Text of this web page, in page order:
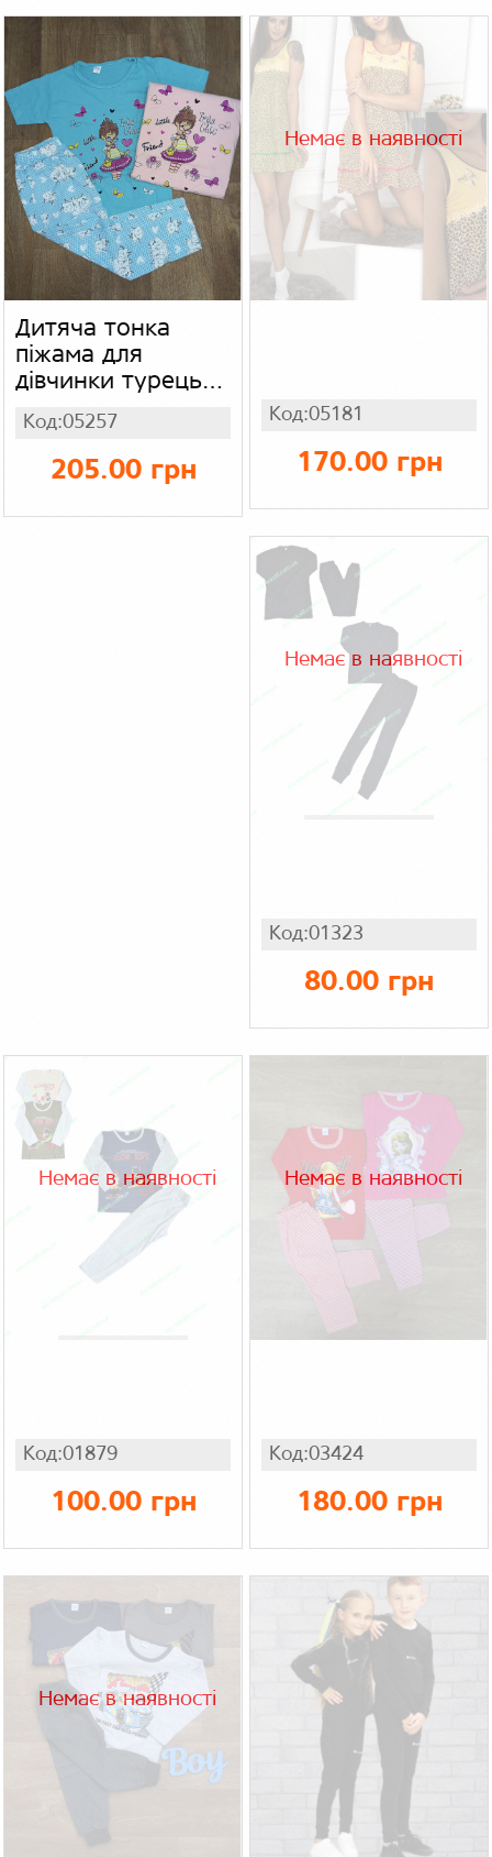
Дитяча тонка
піжама для
дівчинки турецька
(футболка +
штани), кулір
Код:05257
205.00 грн
Немає в наявності
Код:05181
170.00 грн
Немає в наявності
Код:01323
80.00 грн
Немає в наявності
Код:01879
100.00 грн
Немає в наявності
Код:03424
180.00 грн
Немає в наявності